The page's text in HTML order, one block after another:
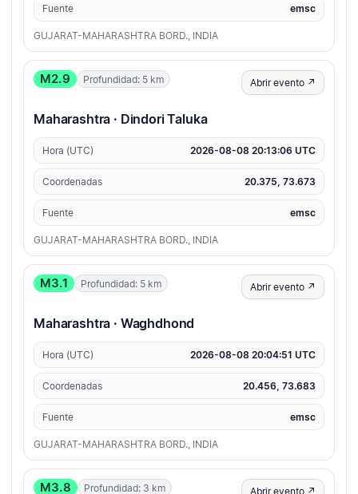
Fuente emsc
GUJARAT-MAHARASHTRA BORD., INDIA
M2.9 Profundidad: 5 km Abrir evento ↗
Maharashtra · Dindori Taluka
Hora (UTC) 2026-08-08 20:13:06 UTC
Coordenadas 20.375, 73.673
Fuente emsc
GUJARAT-MAHARASHTRA BORD., INDIA
M3.1 Profundidad: 5 km Abrir evento ↗
Maharashtra · Waghdhond
Hora (UTC) 2026-08-08 20:04:51 UTC
Coordenadas 20.456, 73.683
Fuente emsc
GUJARAT-MAHARASHTRA BORD., INDIA
M3.8 Profundidad: 3 km Abrir evento ↗